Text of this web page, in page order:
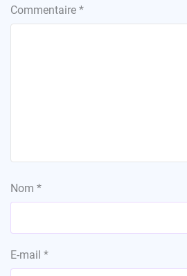
Commentaire *
Nom *
E-mail *